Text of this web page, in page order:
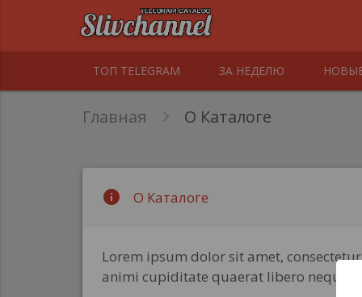
ТОП TELEGRAM ЗА НЕДЕЛЮ
Главная О Каталоге
info О Каталоге
Lorem ipsum dolor sit amet,
animi cupiditate quaerat libero neque